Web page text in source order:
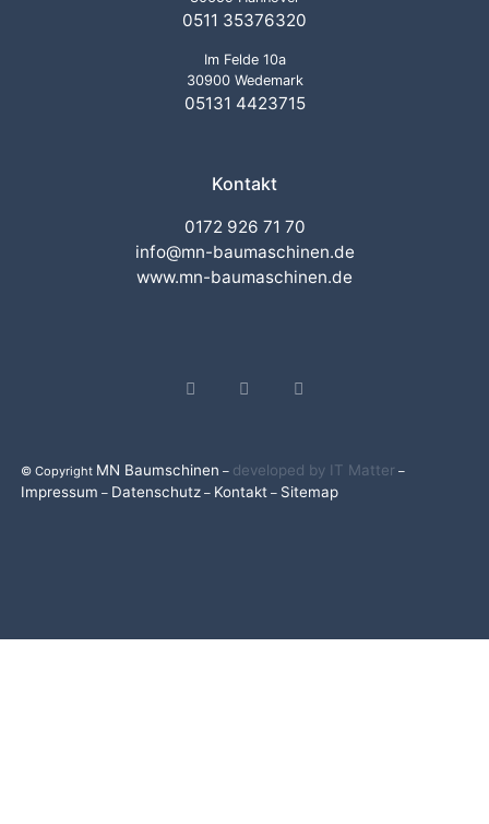
0511 35376320
Im Felde 10a
30900 Wedemark
05131 4423715
Kontakt
0172 926 71 70
info@mn-baumaschinen.de
www.mn-baumaschinen.de
© Copyright MN Baumschinen – developed by IT Matter –
Impressum – Datenschutz– Kontakt– Sitemap